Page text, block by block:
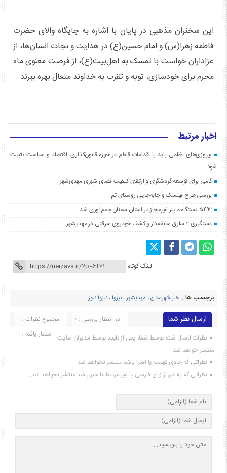
این سخنران مذهبی در پایان با اشاره به جایگاه والای حضرت
فاطمه زهرا(س) و امام حسین(ع) در هدایت و نجات انسان‌ها، از
عزاداران خواست با تمسک به اهل‌بیت(ع)، از فرصت معنوی ماه
محرم برای خودسازی، توبه و تقرب به خداوند متعال بهره ببرند.
اخبار مرتبط
پیروزی‌های نظامی باید با اقدامات قاطع در حوزه قانون‌گذاری، اقتصاد و سیاست تثبیت
شود
گامی برای توسعه گردشگری و ارتقای کیفیت فضای شهری مهدی‌شهر
بررسی طرح فینسک و جابه‌جایی روستای تم
۵۴۹۲ دستگاه ماینر غیرمجاز در استان سمنان جمع‌آوری شد
دستگیری ۲ سارق سابقه‌دار و کشف خودروی سرقتی در مهدیشهر
لینک کوتاه
برچسب ها : خبر شهرستان، مهدیشهر، نیزوا ، نیزوا نیوز
ارسال نظر شما مجموع نظرات : 0
در انتظار بررسی : 0
انتشار یافته : ۰ نظرات ارسال شده توسط شما، پس از تایید توسط مدیران سایت
منتشر خواهد شد.
نظراتی که حاوی تهمت یا افترا باشد منتشر نخواهد شد.
نظراتی که به غیر از زبان فارسی یا غیر مرتبط با خبر باشد منتشر نخواهد شد.